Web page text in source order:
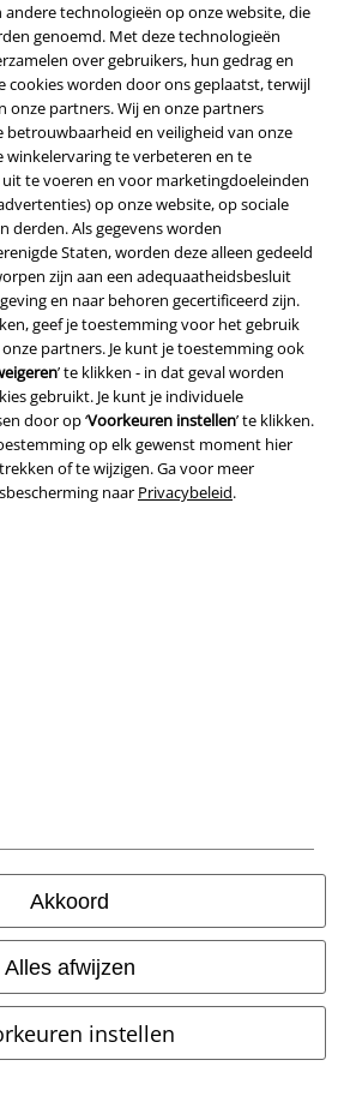
andere technologieën op onze website, die
genoemd. Met deze technologieën
over gebruikers, hun gedrag en
cookies worden door ons geplaatst, terwijl
onze partners. Wij en onze partners
betrouwbaarheid en veiligheid van onze
winkelervaring te verbeteren en te
uit te voeren en voor marketingdoeleinden
op onze website, op sociale
derden. Als gegevens worden
Staten, worden deze alleen gedeeld
zijn aan een adequaatheidsbesluit
en naar behoren gecertificeerd zijn.
geef je toestemming voor het gebruik
partners. Je kunt je toestemming ook
’ te klikken - in dat geval worden
gebruikt. Je kunt je individuele
door op ‘Voorkeuren instellen’ te klikken.
op elk gewenst moment hier
of te wijzigen. Ga voor meer
naar Privacybeleid.
Akkoord
Alles afwijzen
instellen
uit van de community!
large app en profiteer van alle nieuwe
en voordelen!